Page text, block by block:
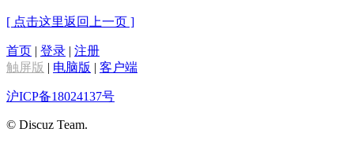
[ 点击这里返回上一页 ]
首页 | 登录 | 注册
触屏版 | 电脑版 | 客户端
沪ICP备18024137号
© Discuz Team.